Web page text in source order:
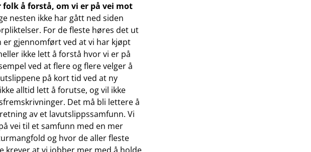
å forstå, om vi er på vei mot
nesten ikke har gått ned siden
For de fleste høres det ut
er gjennomført ved at vi har kjøpt
ikke lett å forstå hvor vi er på
ved at flere og flere velger å
på kort tid ved at ny
alltid lett å forutse, og vil ikke
Det må bli lettere å
av et lavutslippssamfunn. Vi
vei til et samfunn med en mer
og hvor de aller fleste